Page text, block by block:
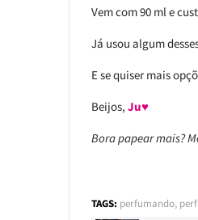
Vem com 90 ml e
Já usou algum
E se quiser mais
Beijos, Ju♥
Bora papear mais?
TAGS: perfumando,